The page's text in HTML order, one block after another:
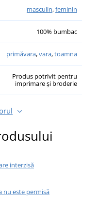
masculin,feminin
100% bumbac
primăvara,vara,toamna
Produs potrivit pentru
imprimare și broderie
interzisă
nu este permisă